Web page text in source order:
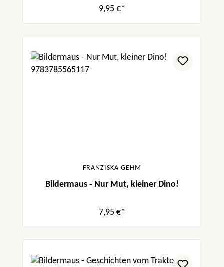
9,95 €*
FRANZISKA GEHM
Bildermaus - Nur Mut, kleiner Dino!
7,95 €*